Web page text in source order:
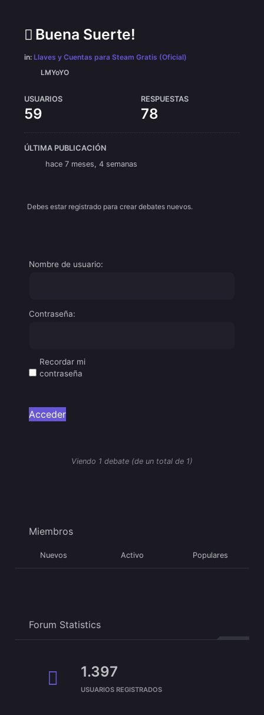
Viendo 1 debate (de un total de 1)
Buena Suerte!
in: Llaves y Cuentas para Steam Gratis (Oficial)
LMYoYO
USUARIOS
59
RESPUESTAS
78
ÚLTIMA PUBLICACIÓN
hace 7 meses, 4 semanas
Debes estar registrado para crear debates nuevos.
Nombre de usuario:
Contraseña:
Recordar mi
contraseña
Acceder
Miembros
Nuevos Activo Populares
Forum Statistics
1.397
USUARIOS REGISTRADOS